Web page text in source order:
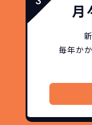
月
毎年か
故
3年以内
に少なく
ー保証が
車を購入
用｣や「各